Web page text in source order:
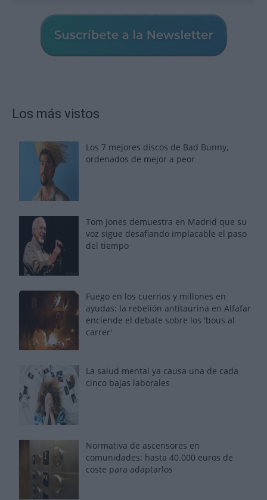
Los más vistos
Los 7 mejores discos de Bad Bunny,
ordenados de mejor a peor
Tom Jones demuestra en Madrid que su
voz sigue desafiando implacable el paso
del tiempo
Fuego en los cuernos y millones en
ayudas: la rebelión antitaurina en Alfafar
enciende el debate sobre los 'bous al
carrer'
La salud mental ya causa una de cada
cinco bajas laborales
Normativa de ascensores en
comunidades: hasta 40.000 euros de
coste para adaptarlos